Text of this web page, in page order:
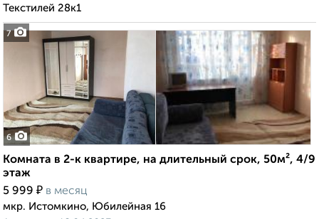
7
Текстилей 28к1
6
Комната в 2-к квартире, на длительный срок, 50м², 4/9
этаж
5 999 ₽ в месяц
мкр. Истомкино, Юбилейная 16